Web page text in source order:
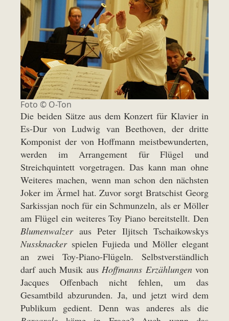
Foto © O-Ton
Die beiden Sätze aus dem Konzert für Klavier in
Es-Dur von Ludwig van Beethoven, der dritte
Komponist der von Hoffmann meistbewunderten,
werden im Arrangement für Flügel und
Streichquintett vorgetragen. Das kann man ohne
Weiteres machen, wenn man schon den nächsten
Joker im Ärmel hat. Zuvor sorgt Bratschist Georg
Sarkissjan noch für ein Schmunzeln, als er Möller
am Flügel ein weiteres Toy Piano bereitstellt. Den
Blumenwalzeraus Peter Iljitsch Tschaikowskys
Nussknackerspielen Fujieda und Möller elegant
an zwei Toy-Piano-Flügeln. Selbstverständlich
darf auch Musik aus Hoffmanns Erzählungenvon
Jacques Offenbach nicht fehlen, um das
Gesamtbild abzurunden. Ja, und jetzt wird dem
Publikum gedient. Denn was anderes als die